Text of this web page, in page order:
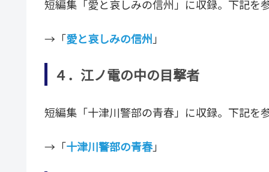
短編集「愛と哀しみの信州」に収録。下記
→「愛と哀しみの信州」
４．江ノ電の中の目撃者
短編集「十津川警部の青春」に収録。下記
→「十津川警部の青春」